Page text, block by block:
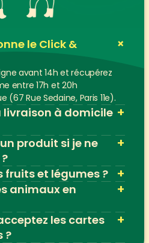
le Click &
+
avant 14h et récupérez
entre 17h et 20h
Rue Sedaine, Paris 11e).
livraison à domicile +
produit si je ne
+
fruits et légumes ? +
animaux en
+
les cartes
?
+